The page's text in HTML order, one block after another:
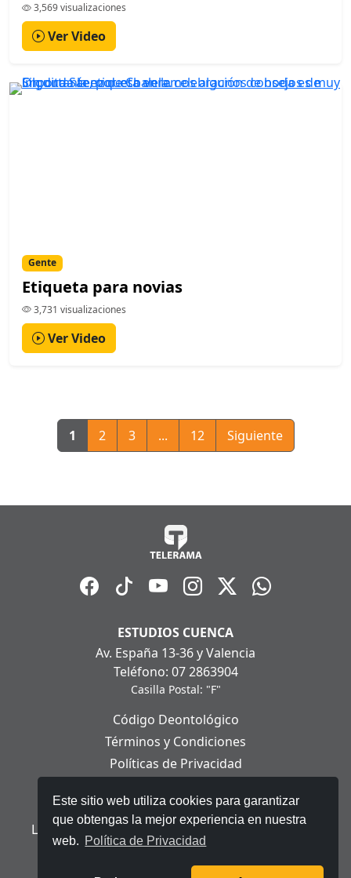
Este sitio web utiliza cookies para garantizar
que obtengas la mejor experiencia en nuestra
web. Política de Privacidad
3,569 visualizaciones
Ver Video
Gente
Etiqueta para novias
3,731 visualizaciones
Ver Video
1 2 3 ... 12 Siguiente
ESTUDIOS CUENCA
Av. España 13-36 y Valencia
Teléfono: 07 2863904
Casilla Postal: "F"
Código Deontológico
Términos y Condiciones
Políticas de Privacidad
Aviso Legal
Ley Orgánica de Protección de Datos Personales
© 2025 Telerama - Todos los derechos reservados.